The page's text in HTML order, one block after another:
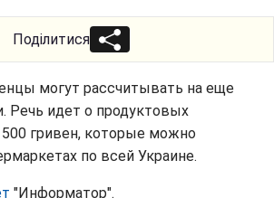
Поділитися
могут рассчитывать на еще
Речь идет о продуктовых
гривен, которые можно
по всей Украине.
"Информатор".